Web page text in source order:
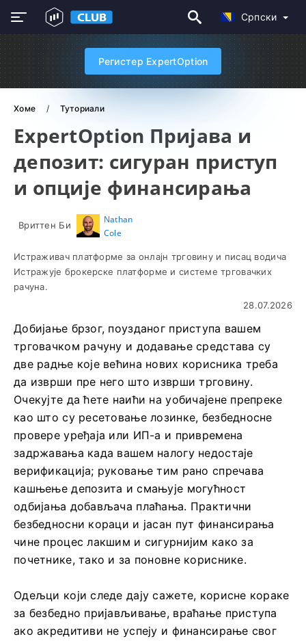
Српски
Регистер ExpertOption
Хоме Туториали
ExpertOption Пријава и
депозит: сигуран приступ
и опције финансирања
Вриттен Би
Nathan
Cole
Истраживач платформе за онлајн трговину и писац водича
Истражује брокерске платформе и системе трговачких
рачуна.
28.07.2026
Добијање брзог, поузданог приступа вашем
трговачком рачуну и додавање средстава су
две радње које већина нових корисника треба
да изврши пре него што изврши трговину.
Очекујте да ћете наићи на уобичајене препреке
као што су ресетовање лозинке, безбедносне
провере уређаја или ИП-а и привремена
задржавања када вашем налогу недостаје
верификација; руковање тим рано спречава
кашњење депозита и смањује могућност
одбијања добављача плаћања. Практични
безбедносни кораци и јасан пут финансирања
чине процес лакшим и сигурнијим како за
почетнике, тако и за поновне кориснике.
Одељци који следе дају сажете, корисне кораке
за безбедно пријављивање, враћање приступа
ако акредитиви не успеју и финансирање свог